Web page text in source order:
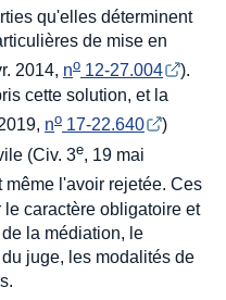
qu'elles déterminent
de mise en
2014, no 12-27.004
).
cette solution, et la
no 17-22.640
)
(Civ. 3e, 19 mai
même l'avoir rejetée. Ces
caractère obligatoire et
la médiation, le
juge, les modalités de